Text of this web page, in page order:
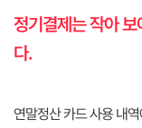
정기결제는 작아 보
다.
연말정산 카드 사용 내